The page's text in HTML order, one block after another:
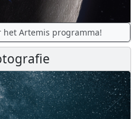
het Artemis programma!